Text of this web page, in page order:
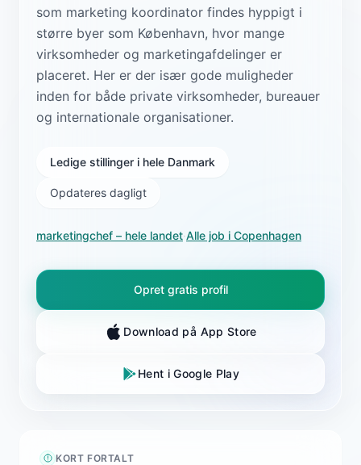
som marketing koordinator findes hyppigt i
større byer som København, hvor mange
virksomheder og marketingafdelinger er
placeret. Her er der især gode muligheder
inden for både private virksomheder, bureauer
og internationale organisationer.
Ledige stillinger i hele Danmark
Opdateres dagligt
marketingchef – hele landet·Alle job i Copenhagen
Opret gratis profil
Download på App Store
Hent i Google Play
KORT FORTALT